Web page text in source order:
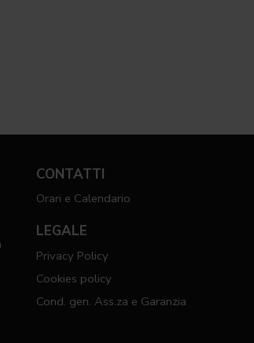
CONTATTI
Orari e Calendario
LEGALE
Privacy Policy
Cookies policy
Cond. gen. Ass.za e Garanzia